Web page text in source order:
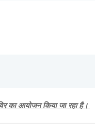
का आयोजन किया जा रहा है।